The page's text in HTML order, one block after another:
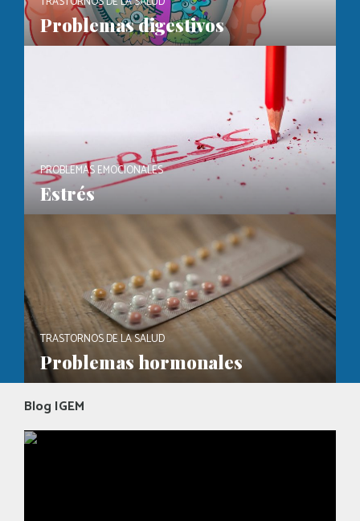
Problemas digestivos
PROBLEMAS EMOCIONALES
Estrés
TRASTORNOS DE LA SALUD
Problemas hormonales
Blog IGEM